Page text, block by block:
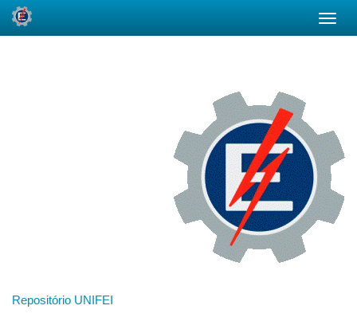
Repositório UNIFEI